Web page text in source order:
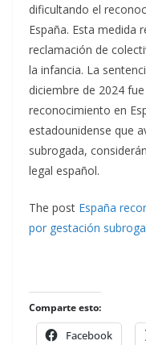
dificultando el
España. Esta medida
reclamación de
la infancia. La
diciembre de 2024
reconocimiento en
estadounidense que
subrogada,
legal español.
The post España
por gestación
Comparte esto:
Facebook